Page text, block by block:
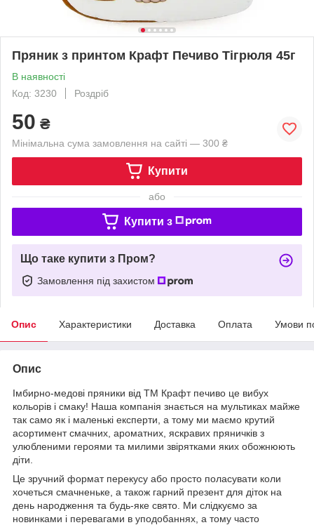
Пряник з принтом Крафт Печиво Тігрюля 45г
В наявності
Код: 3230
Роздріб
50 ₴
Мінімальна сума замовлення на сайті — 300 ₴
Купити
або
Купити з
Що таке купити з Пром?
Замовлення під захистом
Опис Характеристики Доставка Оплата Умови
Опис
Імбирно-медові пряники від ТМ Крафт печиво це вибух
кольорів і смаку! Наша компанія знається на мультиках майже
так само як і маленькі експерти, а тому ми маємо крутий
асортимент смачних, ароматних, яскравих пряничків з
улюбленими героями та милими звірятками яких обожнюють
діти.
Це зручний формат перекусу або просто поласувати коли
хочеться смачненьке, а також гарний презент для діток на
день народження та будь-яке свято. Ми слідкуємо за
новинками і перевагами в уподобаннях, а тому часто